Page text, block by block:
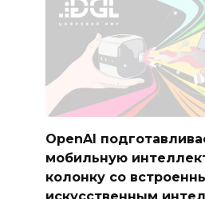
OpenAI
мобильную
колонку со